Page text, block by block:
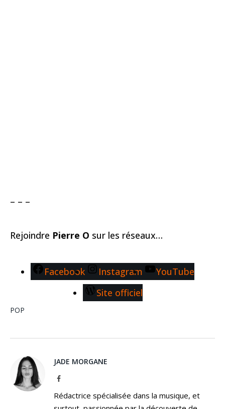
– – –
Rejoindre Pierre O sur les réseaux…
Facebook Instagram
YouTube
Site officiel
POP
JADE MORGANE
Facebook
Rédactrice spécialisée dans la musique, et